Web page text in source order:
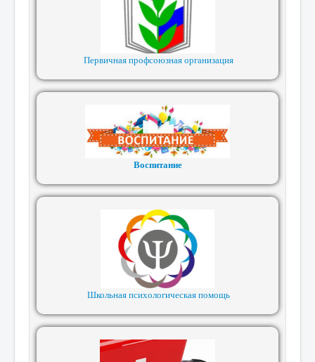
Первичная профсоюзная организация
Воспитание
Школьная психологическая помощь